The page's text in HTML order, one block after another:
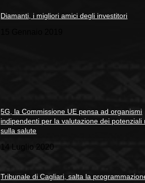
Diamanti, i migliori amici degli investitori
5G, la Commissione UE pensa ad organismi
indipendenti per la valutazione dei potenziali
sulla salute
14 Luglio 2020
Tribunale di Cagliari, salta la